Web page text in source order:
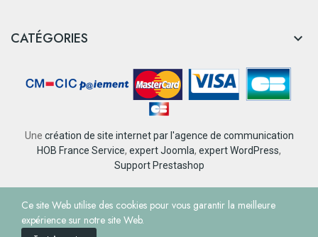
CATÉGORIES 
Une création de site internet par l'agence de communication
HOB France Service, expert Joomla, expert WordPress,
Support Prestashop
Ce site Web utilise des cookies pour vous garantir la meilleure
expérience sur notre site Web.